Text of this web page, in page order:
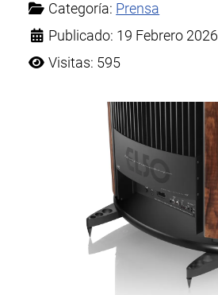
Categoría: Prensa
Publicado: 19 Febrero 2026
Visitas: 595